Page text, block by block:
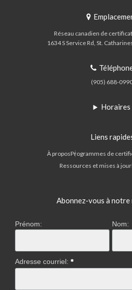
Réseau canadien de
1634 S Service Rd St.
(905) 688-
Horaires
Liens
À proposProgrammes de
Ressources et mises à jour
Abonnez-vous à
Prénom: Nom:
Adresse courriel: